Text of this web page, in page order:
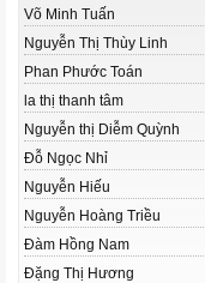
Võ Minh Tuấn
Nguyễn Thị Thùy Linh
Phan Phước Toán
la thị thanh tâm
Nguyễn thị Diễm Quỳnh
Đỗ Ngọc Nhỉ
Nguyễn Hiếu
Nguyễn Hoàng Triều
Đàm Hồng Nam
Đặng Thị Hương